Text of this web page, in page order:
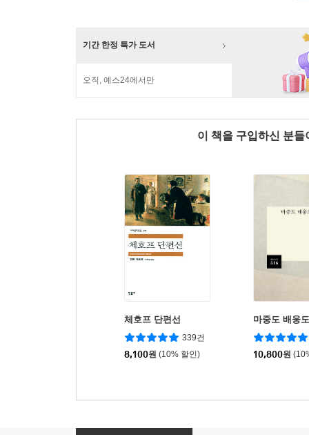
기간 한정 특가 도서
오직, 예스24에서만
이 책을 구입하신 분
체호프 단편선
339건
8,100원 (10% 할인)
마중도 배웅
10,800원